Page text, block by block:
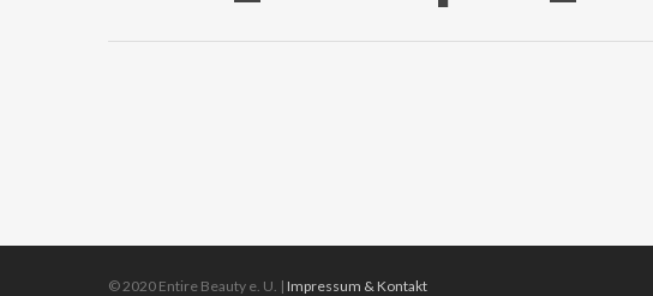
© 2020 Entire Beauty e. U. | Impressum & Kontakt